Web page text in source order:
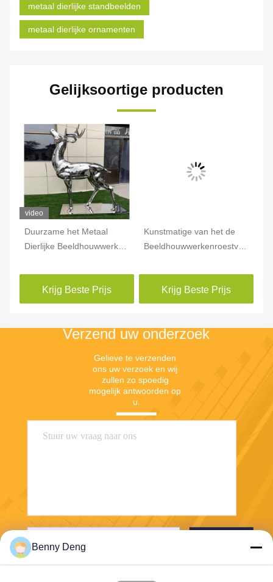
metaal dierlijke standbeelden
metaal dierlijke ornamenten
Gelijksoortige producten
video
Duurzame het Metaal
Dierlijke Beeldhouwwerken
Openlucht met
Spiegelkleur
Krijg Beste Prijs
Kunstmatige van het de
Beeldhouwwerkenroestvrije
Dierlijke de
Tuinornamenten
Krijg Beste Prijs
Verzend uw onderzoek
Gelieve te verzenden
ons uw verzoek en wij
zullen zo spoedig
mogelijk antwoorden op
u.
Benny Deng